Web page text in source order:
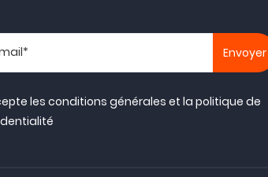
email
lesconditions générales et lapolitique de